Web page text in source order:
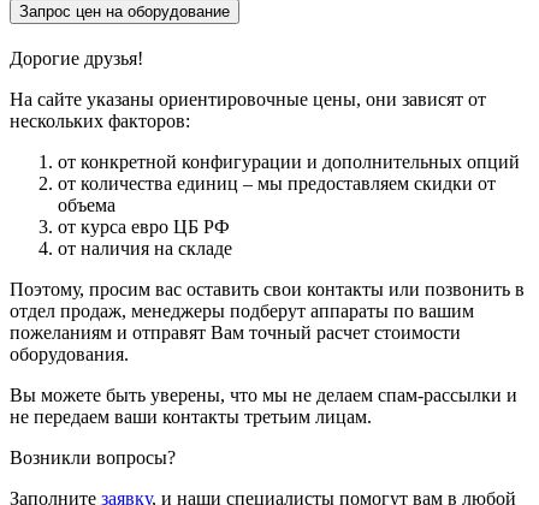
Запрос цен на оборудование
Дорогие друзья!
На сайте указаны ориентировочные цены, они зависят от
нескольких факторов:
от конкретной конфигурации и дополнительных опций
от количества единиц – мы предоставляем скидки от
объема
от курса евро ЦБ РФ
от наличия на складе
Поэтому, просим вас оставить свои контакты или позвонить в
отдел продаж, менеджеры подберут аппараты по вашим
пожеланиям и отправят Вам точный расчет стоимости
оборудования.
Вы можете быть уверены, что мы не делаем спам-рассылки и
не передаем ваши контакты третьим лицам.
Возникли вопросы?
Заполните заявку, и наши специалисты помогут вам в любой